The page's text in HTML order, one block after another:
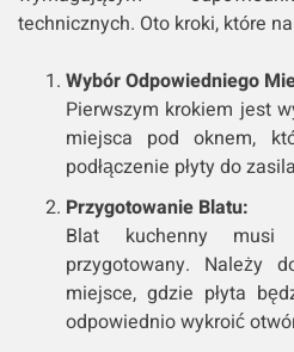
technicznych. Oto kroki, które
Wybór Odpowiedniego
Pierwszym krokiem jest
miejsca pod oknem,
podłączenie płyty do
Przygotowanie Blatu:
Blat kuchenny musi
przygotowany. Należy
miejsce, gdzie płyta
odpowiednio wykroić